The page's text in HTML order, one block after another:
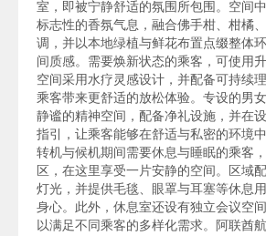
室，即被宁静舒适的氛围所包围。空间
标志性的香氛气息，融合佛手柑、柑橘
调，并以本地绿植与鲜花布置点缀整体
间质感。需要焕新状态的乘客，可使用
空间采用水疗灵感设计，并配备可持续
乘客带来更舒适的放松体验。专设的男
静谧的精神空间，配备净礼设施，并在
指引，让乘客能够在舒适与私密的环境
转机与候机期间需要休息与睡眠的乘客
区，在这里享受一片安静的空间。区域
灯光，并提供毛毯、眼罩与耳塞等休息
身心。此外，休息室还设有独立会议空
以满足不同乘客的多样化需求。阿联酋